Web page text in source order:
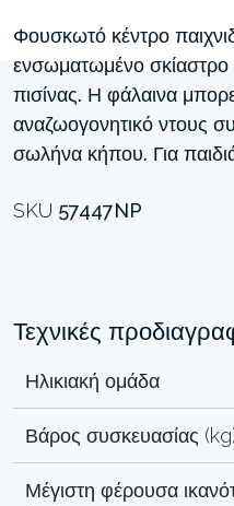
Φουσκωτό κέντρο
ενσωματωμένο
πισίνας. Η φάλαινα
αναζωογονητικό ντους
σωλήνα κήπου. Για
SKU 57447NP
Τεχνικές
Ηλικιακή ομάδα
Βάρος συσκευασίας
Μέγιστη φέρουσα